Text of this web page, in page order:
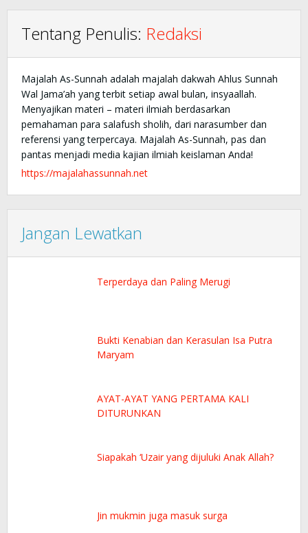
Tentang Penulis: Redaksi
Majalah As-Sunnah adalah majalah dakwah Ahlus Sunnah
Wal Jama’ah yang terbit setiap awal bulan, insyaallah.
Menyajikan materi – materi ilmiah berdasarkan
pemahaman para salafush sholih, dari narasumber dan
referensi yang terpercaya. Majalah As-Sunnah, pas dan
pantas menjadi media kajian ilmiah keislaman Anda!
https://majalahassunnah.net
Jangan Lewatkan
Terperdaya dan Paling Merugi
Bukti Kenabian dan Kerasulan Isa Putra
Maryam
AYAT-AYAT YANG PERTAMA KALI
DITURUNKAN
Siapakah ‘Uzair yang dijuluki Anak Allah?
Jin mukmin juga masuk surga